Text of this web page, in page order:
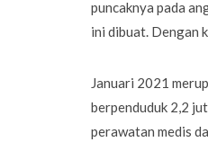
puncaknya pada
ini dibuat. Dengan
Januari 2021
berpenduduk 2,2
perawatan medis